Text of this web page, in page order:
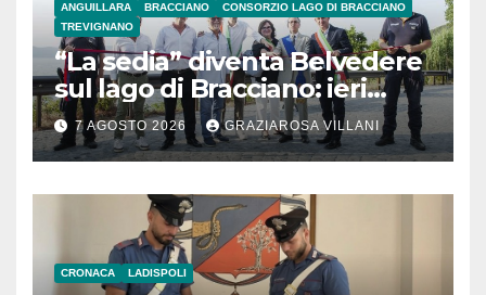
ANGUILLARA BRACCIANO
CONSORZIO LAGO DI BRACCIANO
TREVIGNANO
“La sedia” diventa Belvedere
sul lago di Bracciano: ieri
l’inaugurazione
7 AGOSTO 2026 GRAZIAROSA VILLANI
CRONACA LADISPOLI